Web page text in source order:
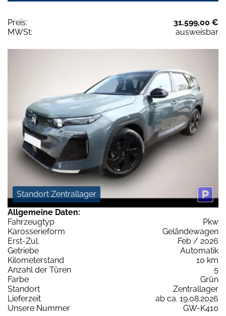
Preis:
31.599,00 €
MWSt:
ausweisbar
Standort Zentrallager
Allgemeine Daten:
Fahrzeugtyp
Pkw
Karosserieform
Geländewagen
Erst-Zul.
Feb / 2026
Getriebe
Automatik
Kilometerstand
10 km
Anzahl der Türen
5
Farbe
Grün
Standort
Zentrallager
Lieferzeit
ab ca. 19.08.2026
Unsere Nummer
GW-K410